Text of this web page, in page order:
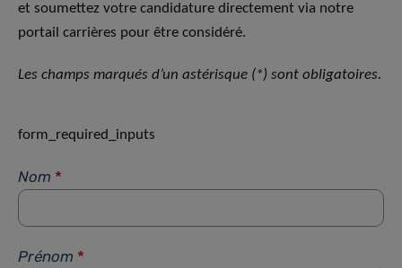
et soumettez votre candidature directement via notre
portail carrières pour être considéré.
Les champs marqués d’un astérisque (*) sont obligatoires.
form_required_inputs
Nom *
Prénom *